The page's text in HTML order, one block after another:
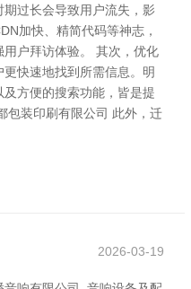
过长会导致用户流失，影
加快、精简代码等神志，
户拜访体验。 其次，优化
快速地找到所需信息。明
方便的搜索功能，皆是提
包装印刷有限公司 此外，迁
2026-03-19